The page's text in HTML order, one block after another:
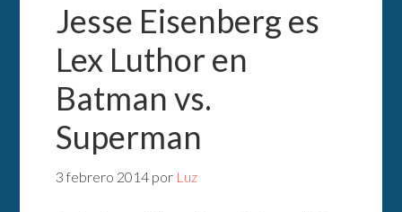
Jesse Eisenberg es
Lex Luthor en
Batman vs.
Superman
3 febrero 2014 por Luz